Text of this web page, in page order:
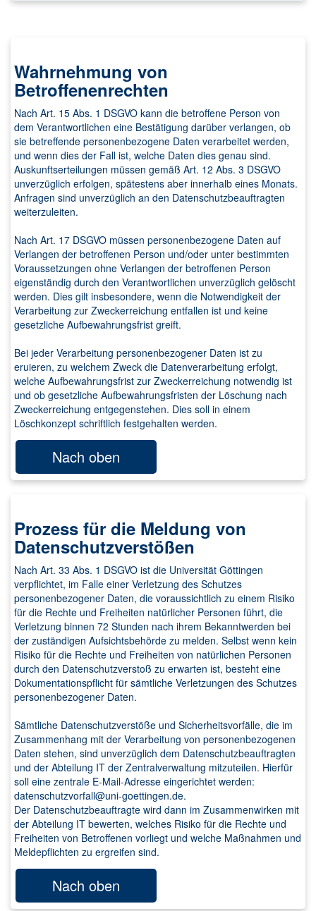
Wahrnehmung von
Betroffenenrechten
Nach Art. 15 Abs. 1 DSGVO kann die betroffene Person von
dem Verantwortlichen eine Bestätigung darüber verlangen, ob
sie betreffende personenbezogene Daten verarbeitet werden,
und wenn dies der Fall ist, welche Daten dies genau sind.
Auskunftserteilungen müssen gemäß Art. 12 Abs. 3 DSGVO
unverzüglich erfolgen, spätestens aber innerhalb eines Monats.
Anfragen sind unverzüglich an den Datenschutzbeauftragten
weiterzuleiten.
Nach Art. 17 DSGVO müssen personenbezogene Daten auf
Verlangen der betroffenen Person und/oder unter bestimmten
Voraussetzungen ohne Verlangen der betroffenen Person
eigenständig durch den Verantwortlichen unverzüglich gelöscht
werden. Dies gilt insbesondere, wenn die Notwendigkeit der
Verarbeitung zur Zweckerreichung entfallen ist und keine
gesetzliche Aufbewahrungsfrist greift.
Bei jeder Verarbeitung personenbezogener Daten ist zu
eruieren, zu welchem Zweck die Datenverarbeitung erfolgt,
welche Aufbewahrungsfrist zur Zweckerreichung notwendig ist
und ob gesetzliche Aufbewahrungsfristen der Löschung nach
Zweckerreichung entgegenstehen. Dies soll in einem
Löschkonzept schriftlich festgehalten werden.
Nach oben
Prozess für die Meldung von
Datenschutzverstößen
Nach Art. 33 Abs. 1 DSGVO ist die Universität Göttingen
verpflichtet, im Falle einer Verletzung des Schutzes
personenbezogener Daten, die voraussichtlich zu einem Risiko
für die Rechte und Freiheiten natürlicher Personen führt, die
Verletzung binnen 72 Stunden nach ihrem Bekanntwerden bei
der zuständigen Aufsichtsbehörde zu melden. Selbst wenn kein
Risiko für die Rechte und Freiheiten von natürlichen Personen
durch den Datenschutzverstoß zu erwarten ist, besteht eine
Dokumentationspflicht für sämtliche Verletzungen des Schutzes
personenbezogener Daten.
Sämtliche Datenschutzverstöße und Sicherheitsvorfälle, die im
Zusammenhang mit der Verarbeitung von personenbezogenen
Daten stehen, sind unverzüglich dem Datenschutzbeauftragten
und der Abteilung IT der Zentralverwaltung mitzuteilen. Hierfür
soll eine zentrale E-Mail-Adresse eingerichtet werden:
datenschutzvorfall@uni-goettingen.de.
Der Datenschutzbeauftragte wird dann im Zusammenwirken mit
der Abteilung IT bewerten, welches Risiko für die Rechte und
Freiheiten von Betroffenen vorliegt und welche Maßnahmen und
Meldepflichten zu ergreifen sind.
Nach oben